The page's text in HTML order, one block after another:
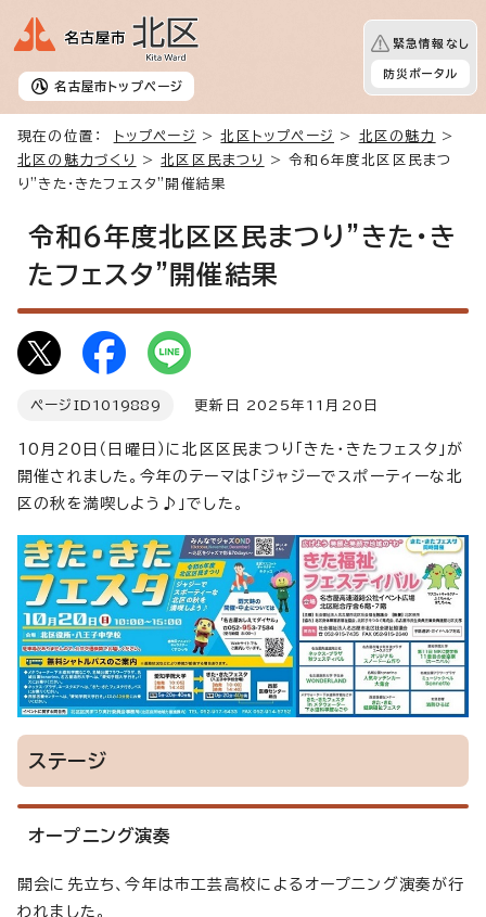
名古屋市 トップページ
緊急情報なし
防災ポータル
現在の位置： トップページ >北区トップページ > 北区の魅力
>
北区の魅力づくり
>北区区民まつり
> 令和6年度北区区民まつ
り”きた・きたフェスタ”開催結果
令和6年度北区区民まつり”きた・き
たフェスタ”開催結果
ページID 1019889 更新日 2025年11月20日
10月20日（日曜日）に北区区民まつり「きた・きたフェスタ」が
開催されました。今年のテーマは「ジャジーでスポーティーな北
区の秋を満喫しよう♪」でした。
ステージ
オープニング演奏
開会に先立ち、今年は市工芸高校によるオープニング演奏が行
われました。